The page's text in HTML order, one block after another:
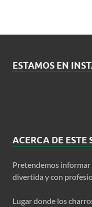
ESTAMOS EN
ACERCA DE ESTE
Pretendemos informar
divertida y con
Lugar donde los